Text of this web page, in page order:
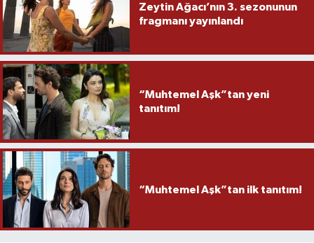
Zeytin Ağacı’nın 3. sezonunun
fragmanı yayınlandı
“Muhtemel Aşk”tan yeni
tanıtım!
“Muhtemel Aşk”tan ilk tanıtım!